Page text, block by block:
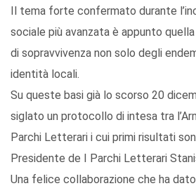
Il tema forte confermato durante
sociale più avanzata è appunto
di sopravvivenza non solo degli
identità locali.
Su queste basi già lo scorso 20
siglato un protocollo di intesa tra
Parchi Letterari i cui primi risultati
Presidente de I Parchi Letterari
Una felice collaborazione che ha